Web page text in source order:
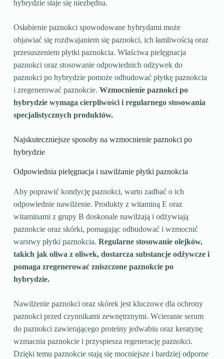
hybrydzie staje się niezbędna.
Osłabienie paznokci spowodowane hybrydami może
objawiać się rozdwajaniem się paznokci, ich łamliwością oraz
przesuszeniem płytki paznokcia. Właściwa pielęgnacja
paznokci oraz stosowanie odpowiednich odżywek do
paznokci po hybrydzie pomoże odbudować płytkę paznokcia
i zregenerować paznokcie. Wzmocnienie paznokci po
hybrydzie wymaga cierpliwości i regularnego stosowania
specjalistycznych produktów.
Najskuteczniejsze sposoby na wzmocnienie paznokci po
hybrydzie
Odpowiednia pielęgnacja i nawilżanie płytki paznokcia
Aby poprawić kondycję paznokci, warto zadbać o ich
odpowiednie nawilżenie. Produkty z witaminą E oraz
witaminami z grupy B doskonale nawilżają i odżywiają
paznokcie oraz skórki, pomagając odbudować i wzmocnić
warstwy płytki paznokcia. Regularne stosowanie olejków,
takich jak oliwa z oliwek, dostarcza substancje odżywcze i
pomaga zregenerować zniszczone paznokcie po
hybrydzie.
Nawilżenie paznokci oraz skórek jest kluczowe dla ochrony
paznokci przed czynnikami zewnętrznymi. Wcieranie serum
do paznokci zawierającego proteiny jedwabiu oraz keratynę
wzmacnia paznokcie i przyspiesza regenerację paznokci.
Dzięki temu paznokcie stają się mocniejsze i bardziej odporne